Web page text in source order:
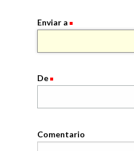
Enviar a
De
Comentario